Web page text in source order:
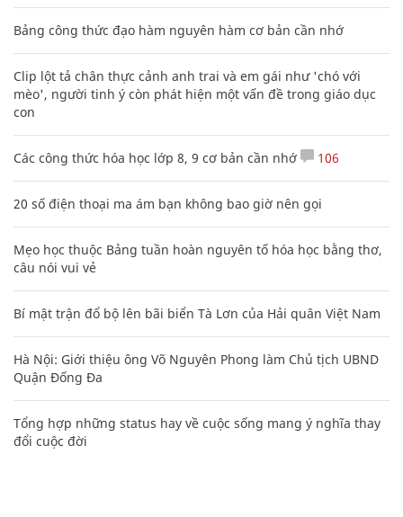
Bảng công thức đạo hàm nguyên hàm cơ bản cần nhớ
Clip lột tả chân thực cảnh anh trai và em gái như 'chó với
mèo', người tinh ý còn phát hiện một vấn đề trong giáo dục
con
Các công thức hóa học lớp 8, 9 cơ bản cần nhớ 106
20 số điện thoại ma ám bạn không bao giờ nên gọi
Mẹo học thuộc Bảng tuần hoàn nguyên tố hóa học bằng thơ,
câu nói vui vẻ
Bí mật trận đổ bộ lên bãi biển Tà Lơn của Hải quân Việt Nam
Hà Nội: Giới thiệu ông Võ Nguyên Phong làm Chủ tịch UBND
Quận Đống Đa
Tổng hợp những status hay về cuộc sống mang ý nghĩa thay
đổi cuộc đời